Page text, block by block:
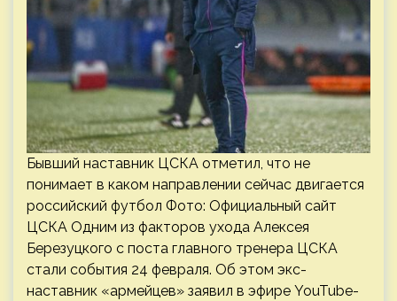
Бывший наставник ЦСКА отметил, что не
понимает в каком направлении сейчас двигается
российский футбол Фото: Официальный сайт
ЦСКА Одним из факторов ухода Алексея
Березуцкого с поста главного тренера ЦСКА
стали события 24 февраля. Об этом экс-
наставник «армейцев» заявил в эфире YouTube-